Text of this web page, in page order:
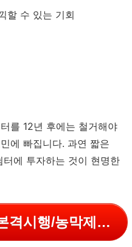
할 수 있는 기회
를 12년 후에는 철거해야
에 빠집니다. 과연 짧은
에 투자하는 것이 현명한
체류형쉼터 12월 본격시행/농막제도개선